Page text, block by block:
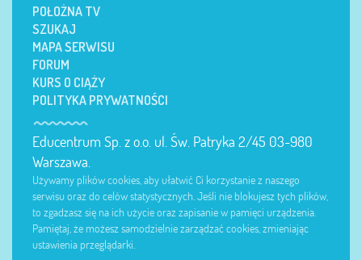
POŁOŻNA TV
SZUKAJ
MAPA SERWISU
FORUM
KURS O CIĄŻY
POLITYKA PRYWATNOŚCI
Educentrum Sp. z o.o. ul. Św. Patryka 2/45 03-980
Warszawa.
Używamy plików cookies, aby ułatwić Ci korzystanie z naszego
serwisu oraz do celów statystycznych. Jeśli nie blokujesz tych plików,
to zgadzasz się na ich użycie oraz zapisanie w pamięci urządzenia.
Pamiętaj, że możesz samodzielnie zarządzać cookies, zmieniając
ustawienia przeglądarki.